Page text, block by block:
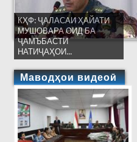
КҲФ: ҶАЛАСАИ ҲАЙАТИ
МУШОВАРА ОИД БА
ҶАМЪБАСТИ
НАТИҶАҲОИ...
Маводҳои видеоӣ